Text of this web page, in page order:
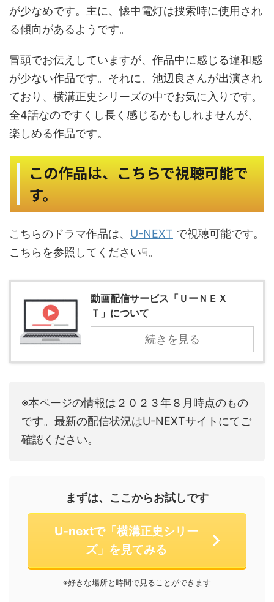
が少なめです。主に、懐中電灯は捜索時に使用され
る傾向があるようです。
冒頭でお伝えしていますが、作品中に感じる違和感
が少ない作品です。それに、池辺良さんが出演され
ており、横溝正史シリーズの中でお気に入りです。
全4話なのですくし長く感じるかもしれませんが、
楽しめる作品です。
この作品は、こちらで視聴可能で
す。
こちらのドラマ作品は、 U-NEXT で視聴可能です。
こちらを参照してください☟。
動画配信サービス「ＵーＮＥＸ
Ｔ」について
続きを見る
※本ページの情報は２０２３年８月時点のもの
です。最新の配信状況はU-NEXTサイトにてご
確認ください。
まずは、ここからお試しです
U-nextで「横溝正史シリー
ズ」を見てみる
※好きな場所と時間で見ることができます